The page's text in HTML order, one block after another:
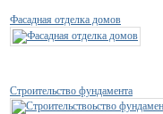
Фасадная отделка домов
Строительство фундамента